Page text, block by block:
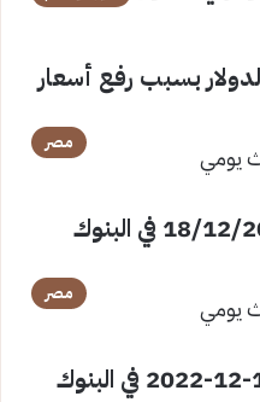
بسبب رفع أسعار
مصر
سعر الدولار اليوم الأحد 18/12/2022 في البنوك
مصر
سعر الدولار اليوم الجمعة 16-12-2022 في البنوك